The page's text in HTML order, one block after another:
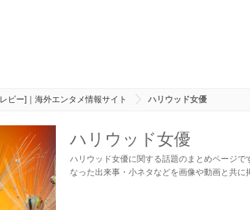
ビー]｜海外エンタメ情報サイト ハリウッド女優
ハリウッド女優
ハリウッド女優に関する話題のまとめページ
なった出来事・小ネタなどを画像や動画と共に